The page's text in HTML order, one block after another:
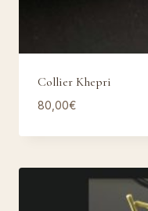
Collier Khepri
80,00€